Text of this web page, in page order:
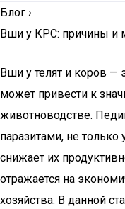
Блог ›
Вши у КРС: причины и
Вши у телят и коров —
может привести к
животноводстве.
паразитами, не
снижает их
отражается на
хозяйства. В данной